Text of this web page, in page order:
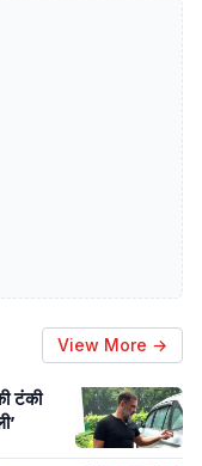
View More →
टंकी